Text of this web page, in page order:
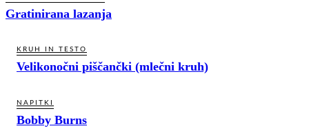
Gratinirana lazanja
KRUH IN TESTO
Velikonočni piščančki (mlečni kruh)
NAPITKI
Bobby Burns